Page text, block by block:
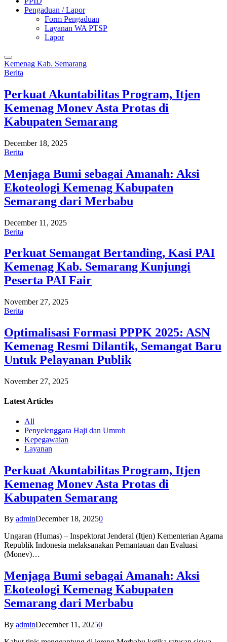
Pengaduan / Lapor
Form Pengaduan
Layanan WA PTSP
Lapor
Kemenag Kab. Semarang
Berita
Perkuat Akuntabilitas Program, Itjen
Kemenag Monev Asta Protas di
Kabupaten Semarang
December 18, 2025
Berita
Menjaga Bumi sebagai Amanah: Aksi
Ekoteologi Kemenag Kabupaten
Semarang dari Merbabu
December 11, 2025
Berita
Perkuat Semangat Bertanding, Kasi PAI
Kemenag Kab. Semarang Kunjungi
Peserta PAI Fair
November 27, 2025
Berita
Optimalisasi Formasi PPPK 2025: ASN
Kemenag Resmi Dilantik, Semangat Baru
Untuk Pelayanan Publik
November 27, 2025
Latest Articles
All
Penyelenggara Haji dan Umroh
Kepegawaian
Layanan
Perkuat Akuntabilitas Program, Itjen
Kemenag Monev Asta Protas di
Kabupaten Semarang
By adminDecember 18, 20250
Ungaran (Humas) – Inspektorat Jenderal (Itjen) Kementerian Agama
Republik Indonesia melaksanakan Pemantauan dan Evaluasi
(Monev)…
Menjaga Bumi sebagai Amanah: Aksi
Ekoteologi Kemenag Kabupaten
Semarang dari Merbabu
By adminDecember 11, 20250